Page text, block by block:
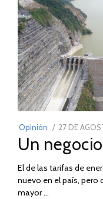
Opinión
POSTED
ON
27 DE
Un
El de las tarifas de
nuevo en el país, pero
mayor …